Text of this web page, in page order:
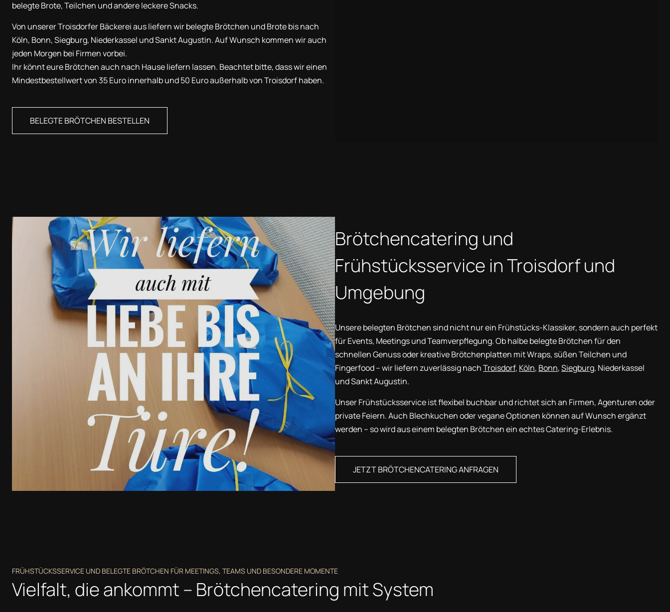
belegte Brote, Teilchen und andere leckere Snacks.
Von unserer Troisdorfer Bäckerei aus liefern wir belegte Brötchen und Brote bis nach
Köln, Bonn, Siegburg, Niederkassel und Sankt Augustin. Auf Wunsch kommen wir auch
jeden Morgen bei Firmen vorbei.
Ihr könnt eure Brötchen auch nach Hause liefern lassen. Beachtet bitte, dass wir einen
Mindestbestellwert von 35 Euro innerhalb und 50 Euro außerhalb von Troisdorf haben.
BELEGTE BRÖTCHEN BESTELLEN
Brötchencatering und
Frühstücksservice in Troisdorf und
Umgebung
Unsere belegten Brötchen sind nicht nur ein Frühstücks-Klassiker, sondern auch perfekt
für Events, Meetings und Teamverpflegung. Ob halbe belegte Brötchen für den
schnellen Genuss oder kreative Brötchenplatten mit Wraps, süßen Teilchen und
Fingerfood – wir liefern zuverlässig nachTroisdorf, Köln, Bonn,Siegburg, Niederkassel
und Sankt Augustin.
Unser Frühstücksservice ist flexibel buchbar und richtet sich an Firmen, Agenturen oder
private Feiern. Auch Blechkuchen oder vegane Optionen können auf Wunsch ergänzt
werden – so wird aus einem belegten Brötchen ein echtes Catering-Erlebnis.
JETZT BRÖTCHENCATERING ANFRAGEN
FRÜHSTÜCKSSERVICE UND BELEGTE BRÖTCHEN FÜR MEETINGS, TEAMS UND BESONDERE MOMENTE
Vielfalt, die ankommt – Brötchencatering mit System